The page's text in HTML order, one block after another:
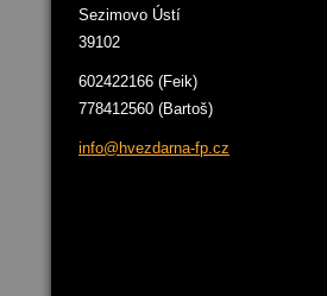
Sezimovo Ústí
39102
602422166 (Feik)
778412560 (Bartoš)
info@hvezdarna-fp.cz